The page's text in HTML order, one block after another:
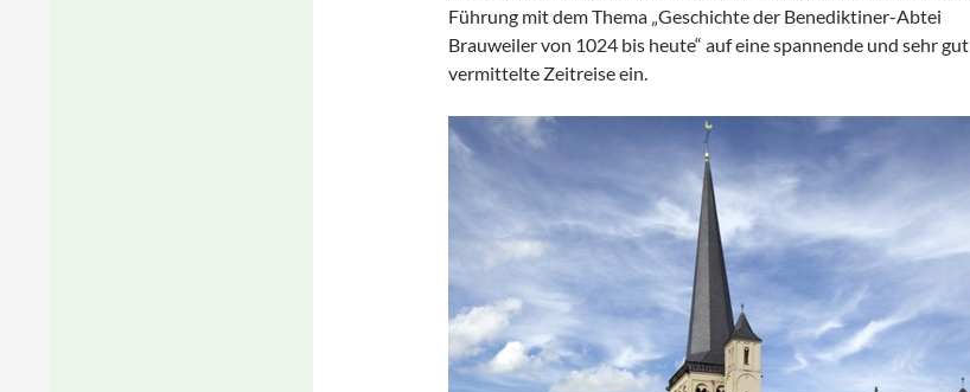
Führung mit dem Thema „Geschichte der Benediktiner-Abtei
Brauweiler von 1024 bis heute“ auf eine spannende und sehr gut
vermittelte Zeitreise ein.